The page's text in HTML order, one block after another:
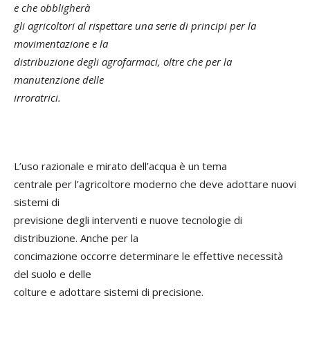
e che obbligherà
gli agricoltori al rispettare una serie di principi per la
movimentazione e la
distribuzione degli agrofarmaci, oltre che per la
manutenzione delle
irroratrici.
L’uso razionale e mirato dell’acqua è un tema
centrale per l’agricoltore moderno che deve adottare nuovi
sistemi di
previsione degli interventi e nuove tecnologie di
distribuzione. Anche per la
concimazione occorre determinare le effettive necessità
del suolo e delle
colture e adottare sistemi di precisione.